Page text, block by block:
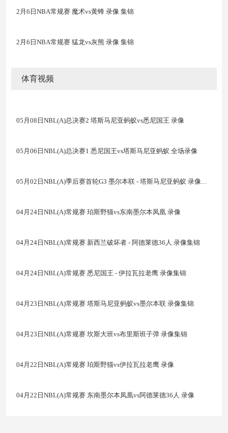
2月6日NBA常规赛 魔术vs黄蜂 录像 集锦
2月6日NBA常规赛 猛龙vs灰熊 录像 集锦
体育视频
05月08日NBL(A)总决赛2 塔斯马尼亚蚂蚁vs悉尼国王 录像
05月06日NBL(A)总决赛1 悉尼国王vs塔斯马尼亚蚂蚁 全场录像
05月02日NBL(A)季后赛首轮G3 墨尔本联 - 塔斯马尼亚蚂蚁 录像集锦
04月24日NBL(A)常规赛 珀斯野猫vs东南墨尔本凤凰 录像
04月24日NBL(A)常规赛 新西兰破坏者 - 阿德莱德36人 录像集锦
04月24日NBL(A)常规赛 悉尼国王 - 伊拉瓦拉老鹰 录像集锦
04月23日NBL(A)常规赛 塔斯马尼亚蚂蚁vs墨尔本联 录像集锦
04月23日NBL(A)常规赛 坎斯大班vs布里斯班子弹 录像集锦
04月22日NBL(A)常规赛 珀斯野猫vs伊拉瓦拉老鹰 录像
04月22日NBL(A)常规赛 东南墨尔本凤凰vs阿德莱德36人 录像